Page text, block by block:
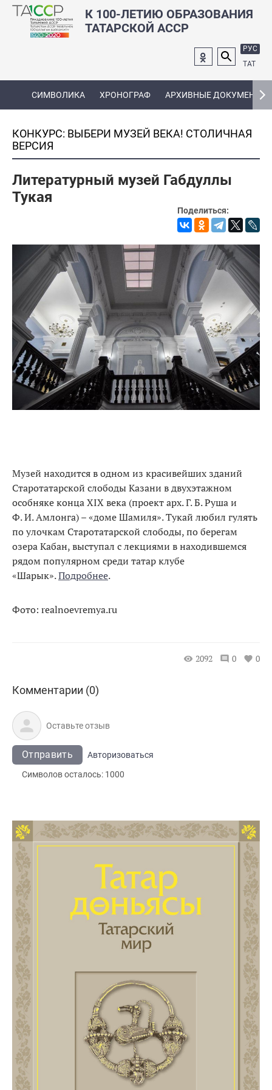
К 100-ЛЕТИЮ ОБРАЗОВАНИЯ
ТАТАРСКОЙ АССР
РУС
ТАТ
СИМВОЛИКА ХРОНОГРАФ АРХИВНЫЕ ДОКУМЕНТЫ
КОНКУРС: ВЫБЕРИ МУЗЕЙ ВЕКА! СТОЛИЧНАЯ
ВЕРСИЯ
Литературный музей Габдуллы
Тукая
Поделиться:
Музей находится в одном из красивейших зданий
Старотатарской слободы Казани в двухэтажном
особняке конца XIX века (проект арх. Г. Б. Руша и
Ф. И. Амлонга) – «доме Шамиля». Тукай любил гулять
по улочкам Старотатарской слободы, по берегам
озера Кабан, выступал с лекциями в находившемся
рядом популярном среди татар клубе
«Шарык».Подробнее.
Фото: realnoevremya.ru
2092 0 0
Комментарии (0)
Отправить
Авторизоваться
Символов осталось: 1000